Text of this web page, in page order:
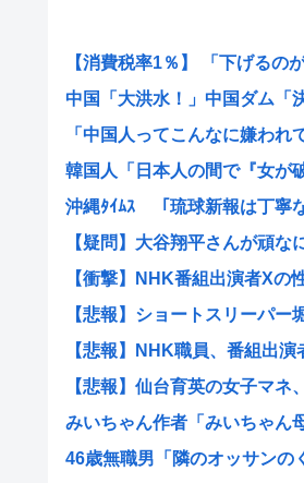
【消費税率1％】 「下げる
中国「大洪水！」中国ダム「
「中国人ってこんなに嫌わ
韓国人「日本人の間で『女が
沖縄ﾀｲﾑｽ 「琉球新報は丁寧
【疑問】大谷翔平さんが頑
【衝撃】NHK番組出演者Xの
【悲報】ショートスリーパ
【悲報】NHK職員、番組出
【悲報】仙台育英の女子マ
みいちゃん作者「みいちゃん
46歳無職男「隣のオッサン